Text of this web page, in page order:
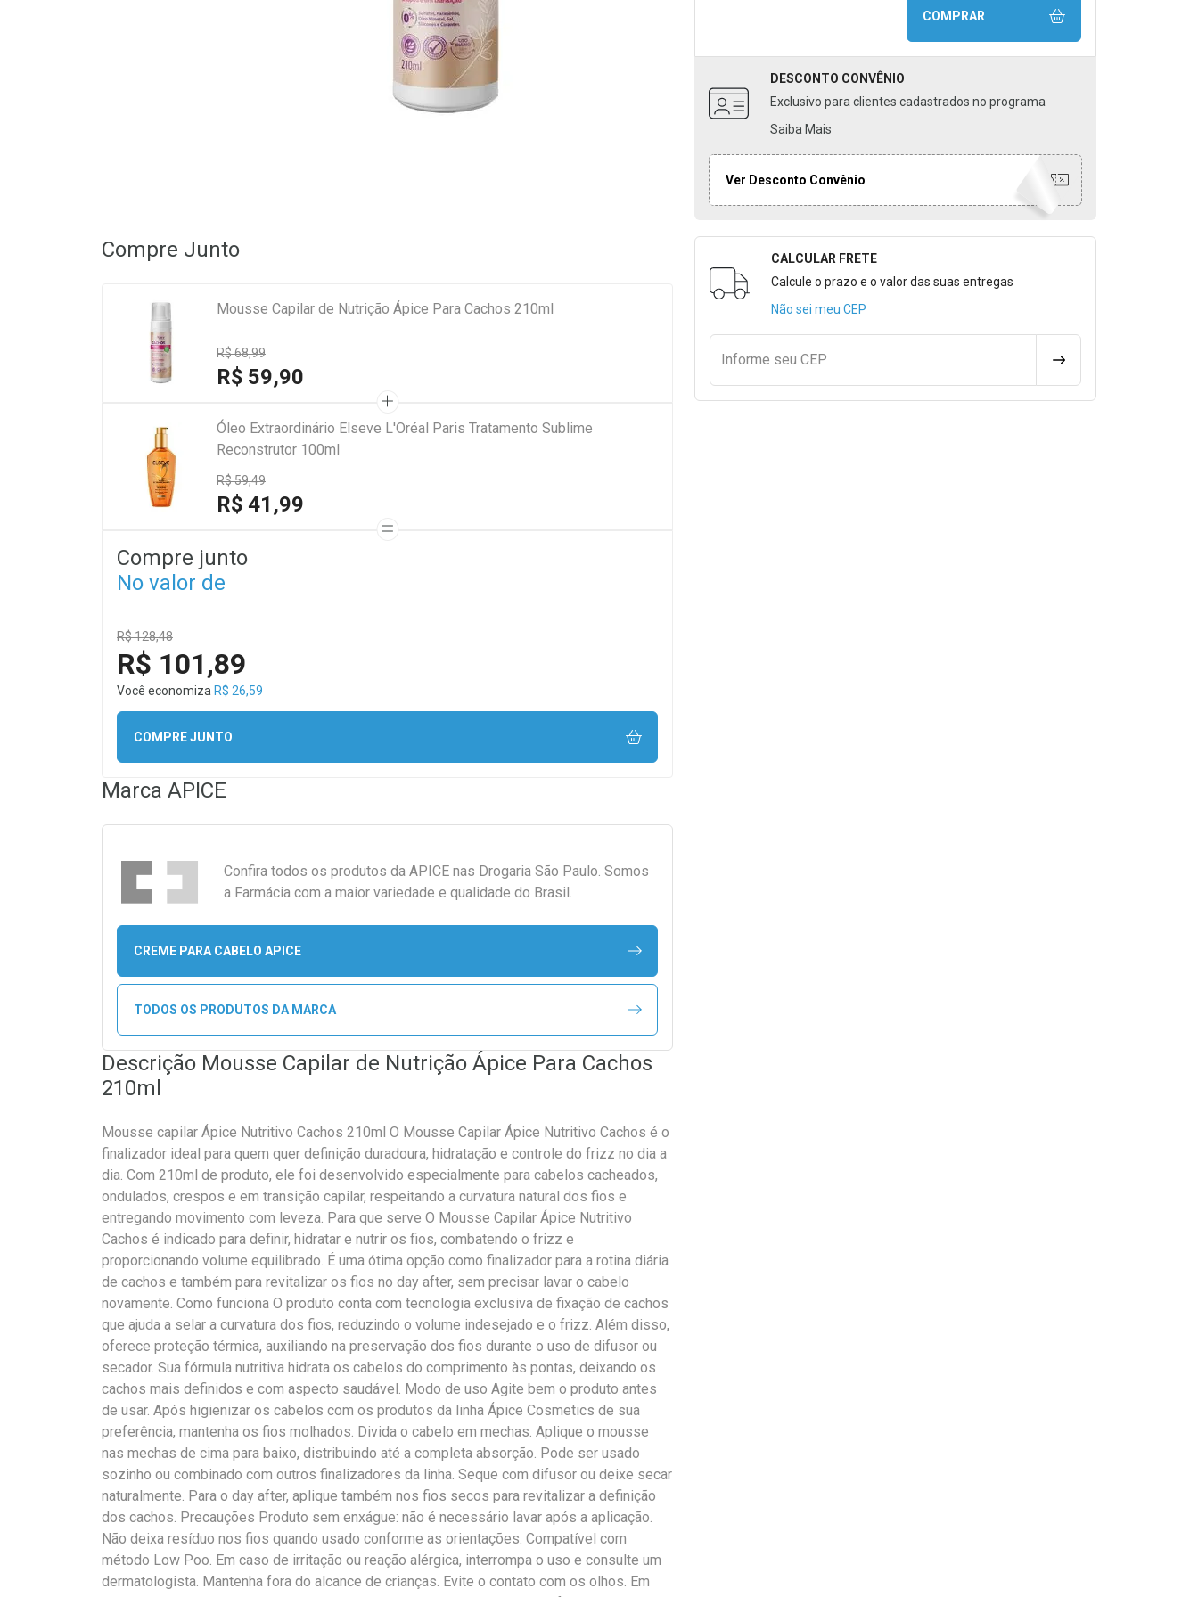
COMPRAR
DESCONTO CONVÊNIO
Exclusivo para clientes cadastrados no programa
Saiba Mais
Ver Desconto Convênio
Formulário para Calcular o Frete
CALCULAR FRETE
Calcule o prazo e o valor das suas entregas
Não sei meu CEP
Informe seu CEP CALCULAR FRETE
Compre Junto
Mousse Capilar de Nutrição Ápice Para Cachos 210ml
R$ 68,99
R$ 59,90
Óleo Extraordinário Elseve L'Oréal Paris Tratamento Sublime
Reconstrutor 100ml
R$ 59,49
R$ 41,99
Compre junto
No valor de
R$ 128,48
R$ 101,89
Você economiza R$ 26,59
COMPRE JUNTO
Marca APICE
Confira todos os produtos da APICE nas Drogaria São Paulo. Somos
a Farmácia com a maior variedade e qualidade do Brasil.
CREME PARA CABELO APICE
TODOS OS PRODUTOS DA MARCA
Descrição Mousse Capilar de Nutrição Ápice Para Cachos
210ml
Mousse capilar Ápice Nutritivo Cachos 210ml O Mousse Capilar Ápice Nutritivo Cachos é o
finalizador ideal para quem quer definição duradoura, hidratação e controle do frizz no dia a
dia. Com 210ml de produto, ele foi desenvolvido especialmente para cabelos cacheados,
ondulados, crespos e em transição capilar, respeitando a curvatura natural dos fios e
entregando movimento com leveza. Para que serve O Mousse Capilar Ápice Nutritivo
Cachos é indicado para definir, hidratar e nutrir os fios, combatendo o frizz e
proporcionando volume equilibrado. É uma ótima opção como finalizador para a rotina diária
de cachos e também para revitalizar os fios no day after, sem precisar lavar o cabelo
novamente. Como funciona O produto conta com tecnologia exclusiva de fixação de cachos
que ajuda a selar a curvatura dos fios, reduzindo o volume indesejado e o frizz. Além disso,
oferece proteção térmica, auxiliando na preservação dos fios durante o uso de difusor ou
secador. Sua fórmula nutritiva hidrata os cabelos do comprimento às pontas, deixando os
cachos mais definidos e com aspecto saudável. Modo de uso Agite bem o produto antes
de usar. Após higienizar os cabelos com os produtos da linha Ápice Cosmetics de sua
preferência, mantenha os fios molhados. Divida o cabelo em mechas. Aplique o mousse
nas mechas de cima para baixo, distribuindo até a completa absorção. Pode ser usado
sozinho ou combinado com outros finalizadores da linha. Seque com difusor ou deixe secar
naturalmente. Para o day after, aplique também nos fios secos para revitalizar a definição
dos cachos. Precauções Produto sem enxágue: não é necessário lavar após a aplicação.
Não deixa resíduo nos fios quando usado conforme as orientações. Compatível com
método Low Poo. Em caso de irritação ou reação alérgica, interrompa o uso e consulte um
dermatologista. Mantenha fora do alcance de crianças. Evite o contato com os olhos. Em